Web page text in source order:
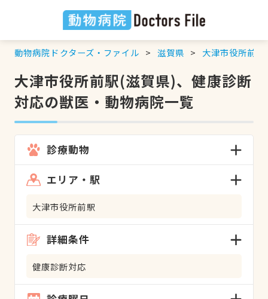
動物病院ドクターズ・ファイル 滋賀県 大津市役所前駅
大津市役所前駅(滋賀県)、健康診断
対応の獣医・動物病院一覧
診療動物
エリア・駅
大津市役所前駅
詳細条件
健康診断対応